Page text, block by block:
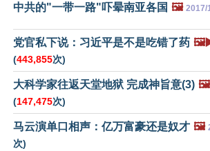
中共的"一带一路"吓晕南亚各国 🖼️ 2017/
党官私下说：习近平是不是吃错了药
(443,855次)
大科学家往返天堂地狱 完成神旨意(3) 🖼️
(147,475次)
马云演单口相声：亿万富豪还是奴才 🖼️
次)